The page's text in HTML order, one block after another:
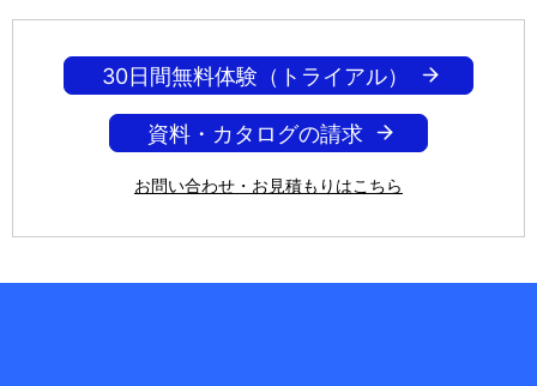
30日間無料体験（トライアル）
資料・カタログの請求
お問い合わせ・お見積もりはこちら